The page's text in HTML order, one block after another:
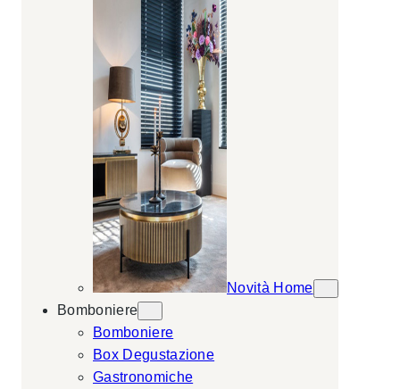
Novità Home
Bomboniere
Bomboniere
Box Degustazione
Gastronomiche